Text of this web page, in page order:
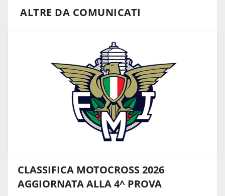
ALTRE DA COMUNICATI
CLASSIFICA MOTOCROSS 2026
AGGIORNATA ALLA 4^ PROVA